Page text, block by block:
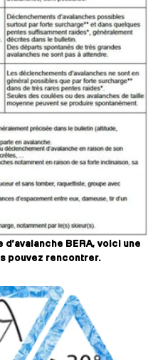
BERA, voici une
pouvez rencontrer.